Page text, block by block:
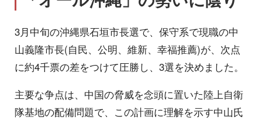
3月中旬の沖縄県石垣市長選で、保守系で現職の中
山義隆市長(自民、公明、維新、幸福推薦)が、次点
に約4千票の差をつけて圧勝し、3選を決めました。
主要な争点は、中国の脅威を念頭に置いた陸上自衛
隊基地の配備問題で、この計画に理解を示す中山氏